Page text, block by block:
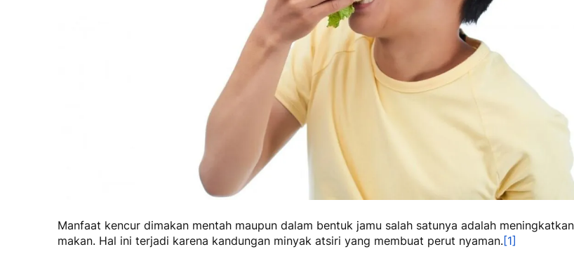
Manfaat kencur dimakan mentah maupun dalam bentuk jamu salah satunya adalah
makan. Hal ini terjadi karena kandungan minyak atsiri yang membuat perut nyaman.[1]